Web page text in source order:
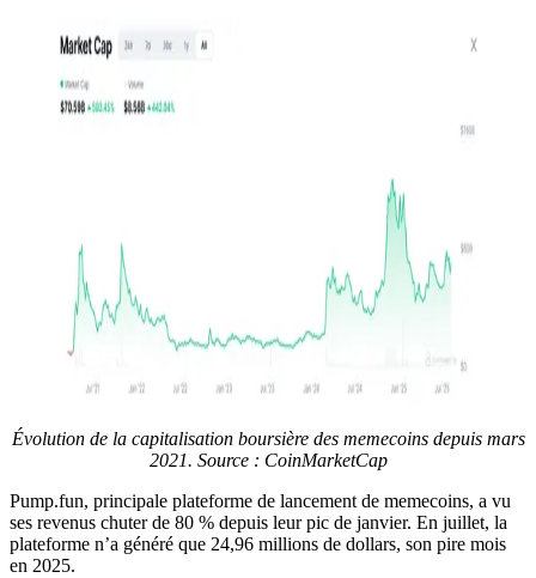
Évolution de la capitalisation boursière des memecoins depuis mars
2021. Source : CoinMarketCap
Pump.fun, principale plateforme de lancement de memecoins, a vu
ses revenus chuter de 80 % depuis leur pic de janvier. En juillet, la
plateforme n’a généré que 24,96 millions de dollars, son pire mois
en 2025.